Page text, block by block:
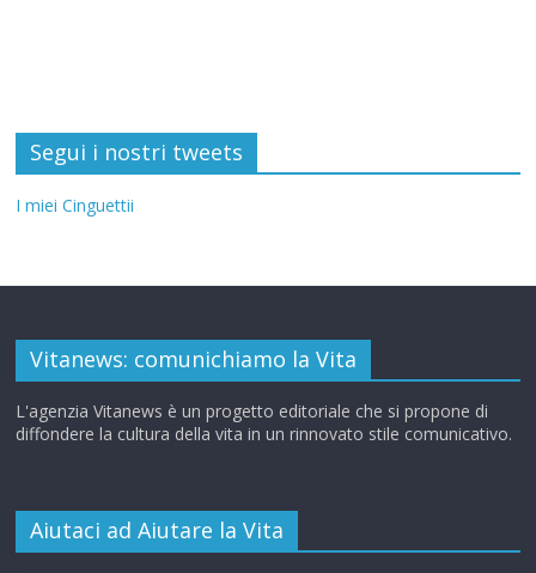
Segui i nostri tweets
I miei Cinguettii
Vitanews: comunichiamo la Vita
L'agenzia Vitanews è un progetto editoriale che si propone di
diffondere la cultura della vita in un rinnovato stile comunicativo.
Aiutaci ad Aiutare la Vita